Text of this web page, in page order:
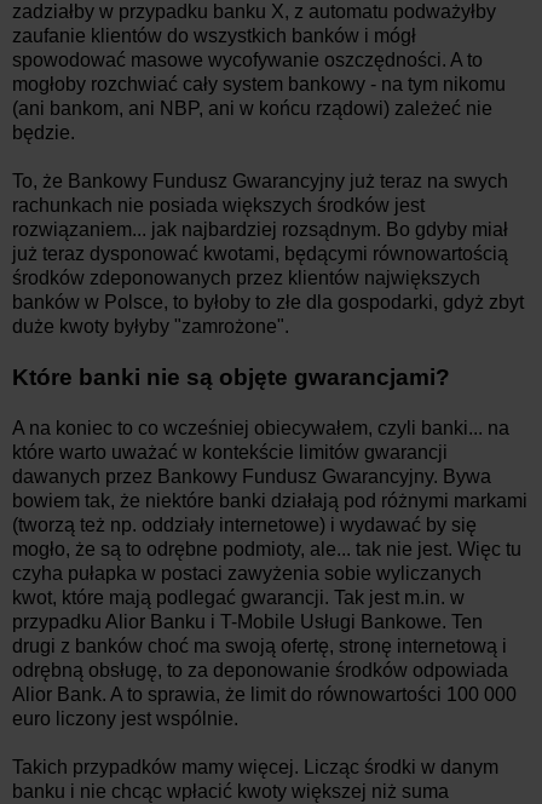
zadziałby w przypadku banku X, z automatu podważyłby
zaufanie klientów do wszystkich banków i mógł
spowodować masowe wycofywanie oszczędności. A to
mogłoby rozchwiać cały system bankowy - na tym nikomu
(ani bankom, ani NBP, ani w końcu rządowi) zależeć nie
będzie.
To, że Bankowy Fundusz Gwarancyjny już teraz na swych
rachunkach nie posiada większych środków jest
rozwiązaniem... jak najbardziej rozsądnym. Bo gdyby miał
już teraz dysponować kwotami, będącymi równowartością
środków zdeponowanych przez klientów największych
banków w Polsce, to byłoby to złe dla gospodarki, gdyż zbyt
duże kwoty byłyby "zamrożone".
Które banki nie są objęte gwarancjami?
A na koniec to co wcześniej obiecywałem, czyli banki... na
które warto uważać w kontekście limitów gwarancji
dawanych przez Bankowy Fundusz Gwarancyjny. Bywa
bowiem tak, że niektóre banki działają pod różnymi markami
(tworzą też np. oddziały internetowe) i wydawać by się
mogło, że są to odrębne podmioty, ale... tak nie jest. Więc tu
czyha pułapka w postaci zawyżenia sobie wyliczanych
kwot, które mają podlegać gwarancji. Tak jest m.in. w
przypadku Alior Banku i T-Mobile Usługi Bankowe. Ten
drugi z banków choć ma swoją ofertę, stronę internetową i
odrębną obsługę, to za deponowanie środków odpowiada
Alior Bank. A to sprawia, że limit do równowartości 100 000
euro liczony jest wspólnie.
Takich przypadków mamy więcej. Licząc środki w danym
banku i nie chcąc wpłacić kwoty większej niż suma